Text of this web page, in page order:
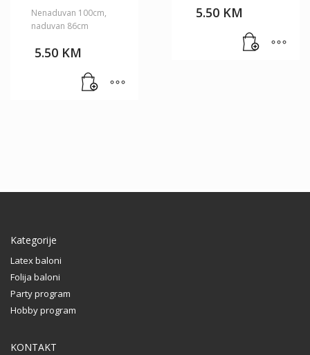
Nenaduvan 100cm,
naduvan 86cm
5.50 KM
5.50 KM
Kategorije
Latex baloni
Folija baloni
Party program
Hobby program
KONTAKT